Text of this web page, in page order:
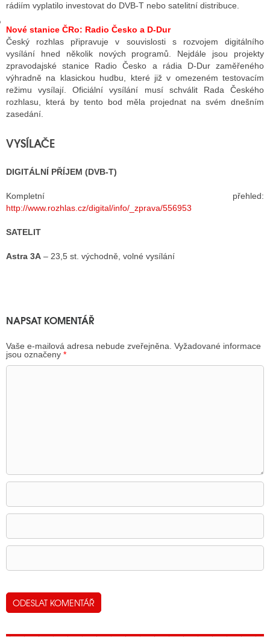
STARŠÍCH DISKUZÍ
rádiím vyplatilo investovat do DVB-T nebo satelitní distribuce.
Nové stanice ČRo: Radio Česko a D-Dur
Český rozhlas připravuje v souvislosti s rozvojem digitálního
vysílání hned několik nových programů. Nejdále jsou projekty
zpravodajské stanice Radio Česko a rádia D-Dur zaměřeného
výhradně na klasickou hudbu, které již v omezeném testovacím
režimu vysílají. Oficiální vysílání musí schválit Rada Českého
rozhlasu, která by tento bod měla projednat na svém dnešním
zasedání.
VYSÍLAČE
DIGITÁLNÍ PŘÍJEM (DVB-T)
Kompletní přehled:
http://www.rozhlas.cz/digital/info/_zprava/556953
SATELIT
Astra 3A – 23,5 st. východně, volné vysílání
NAPSAT KOMENTÁŘ
Vaše e-mailová adresa nebude zveřejněna. Vyžadované informace
jsou označeny *